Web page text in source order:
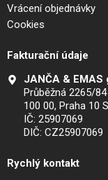
Vrácení objednávky
Cookies
Fakturační údaje
JANČA & EMAS
Průběžná 2265/84
100 00, Praha 10
IČ: 25907069
DIČ: CZ25907069
Rychlý kontakt